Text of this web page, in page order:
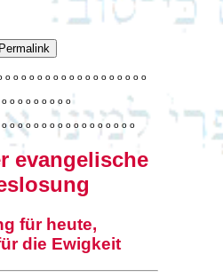
Permalink
o o o o o o o o o o o o o o o o o o
o o o o o o o o o
o o o o o o o o o o o o o o o o o
evangelische
für heute,
die Ewigkeit